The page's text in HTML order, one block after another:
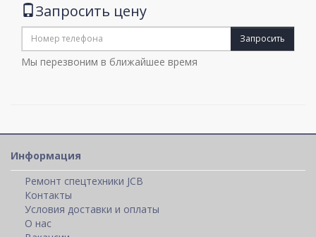
Запросить цену
Запросить
Мы перезвоним в ближайшее время
Информация
Ремонт спецтехники JCB
Контакты
Условия доставки и оплаты
О нас